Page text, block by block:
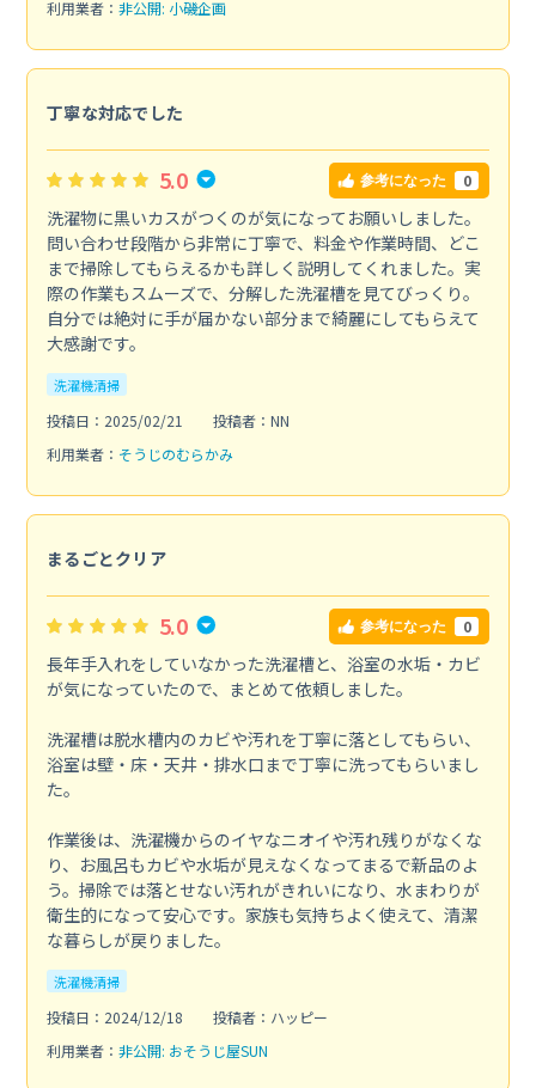
利用業者： 非公開: 小磯企画
丁寧な対応でした
5.0 参考になった 0
洗濯物に黒いカスがつくのが気になってお願いしました。
問い合わせ段階から非常に丁寧で、料金や作業時間、どこ
まで掃除してもらえるかも詳しく説明してくれました。実
際の作業もスムーズで、分解した洗濯槽を見てびっくり。
自分では絶対に手が届かない部分まで綺麗にしてもらえて
大感謝です。
洗濯機清掃
投稿日：2025/02/21
投稿者：NN
利用業者： そうじのむらかみ
まるごとクリア
5.0 参考になった 0
長年手入れをしていなかった洗濯槽と、浴室の水垢・カビ
が気になっていたので、まとめて依頼しました。
洗濯槽は脱水槽内のカビや汚れを丁寧に落としてもらい、
浴室は壁・床・天井・排水口まで丁寧に洗ってもらいまし
た。
作業後は、洗濯機からのイヤなニオイや汚れ残りがなくな
り、お風呂もカビや水垢が見えなくなってまるで新品のよ
う。掃除では落とせない汚れがきれいになり、水まわりが
衛生的になって安心です。家族も気持ちよく使えて、清潔
な暮らしが戻りました。
洗濯機清掃
投稿日：2024/12/18
投稿者：ハッピー
利用業者： 非公開: おそうじ屋SUN